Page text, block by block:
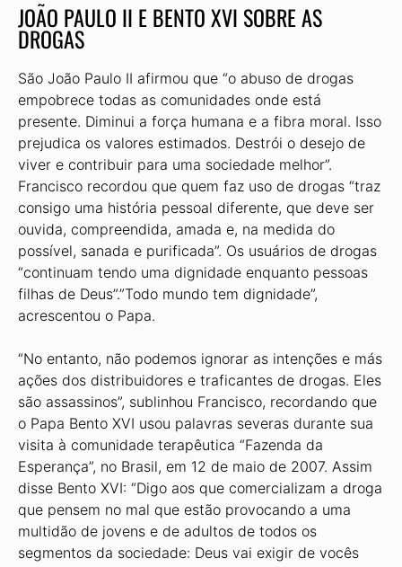
JOÃO PAULO II E BENTO XVI SOBRE AS
DROGAS
São João Paulo II afirmou que “o abuso de drogas
empobrece todas as comunidades onde está
presente. Diminui a força humana e a fibra moral. Isso
prejudica os valores estimados. Destrói o desejo de
viver e contribuir para uma sociedade melhor”.
Francisco recordou que quem faz uso de drogas “traz
consigo uma história pessoal diferente, que deve ser
ouvida, compreendida, amada e, na medida do
possível, sanada e purificada”. Os usuários de drogas
“continuam tendo uma dignidade enquanto pessoas
filhas de Deus”.”Todo mundo tem dignidade”,
acrescentou o Papa.
“No entanto, não podemos ignorar as intenções e más
ações dos distribuidores e traficantes de drogas. Eles
são assassinos”, sublinhou Francisco, recordando que
o Papa Bento XVI usou palavras severas durante sua
visita à comunidade terapêutica “Fazenda da
Esperança”, no Brasil, em 12 de maio de 2007. Assim
disse Bento XVI: “Digo aos que comercializam a droga
que pensem no mal que estão provocando a uma
multidão de jovens e de adultos de todos os
segmentos da sociedade: Deus vai exigir de vocês